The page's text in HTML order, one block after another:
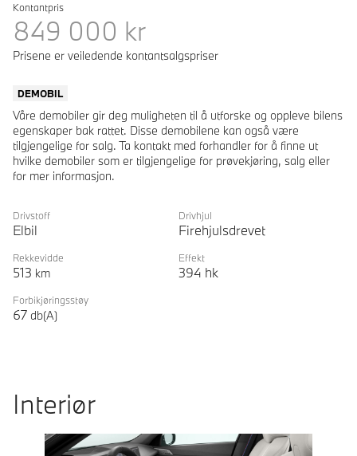
Kontantpris
849 000 kr
Prisene er veiledende kontantsalgspriser
DEMOBIL
Våre demobiler gir deg muligheten til å utforske og oppleve bilens
egenskaper bak rattet. Disse demobilene kan også være
tilgjengelige for salg. Ta kontakt med forhandler for å finne ut
hvilke demobiler som er tilgjengelige for prøvekjøring, salg eller
for mer informasjon.
Drivstoff
Elbil
Drivhjul
Firehjulsdrevet
Rekkevidde
513 km
Effekt
394 hk
Forbikjøringsstøy
67 db(A)
Interiør